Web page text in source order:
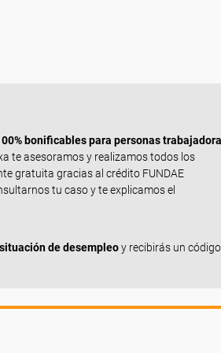
bonificables para personas
te asesoramos y realizamos todos los
gratuita gracias al crédito FUNDAE
tu caso y te explicamos el
de desempleoy recibirás un código